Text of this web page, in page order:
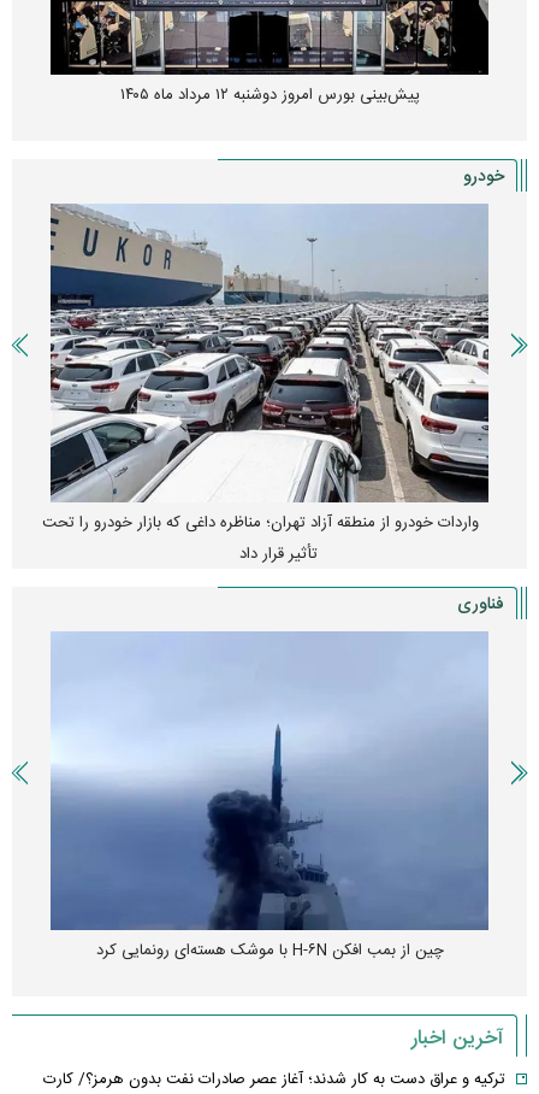
زنگ خطر انباشت نیاز در بازار مسکن؛ فنر قیمت‌ها فشرده شده
خودرو
قیمت خودرو وارد فاز جدید شد/ اولین واکنش بازار به تحولات سیاسی +
جدول
فناوری
پهپاد رهگیر یا موشک پدافند؛ قدرت تهدید کدامیک بیشتر است؟
آخرین اخبار
ترکیه و عراق دست به کار شدند؛ آغاز عصر صادرات نفت بدون هرمز؟/ کارت